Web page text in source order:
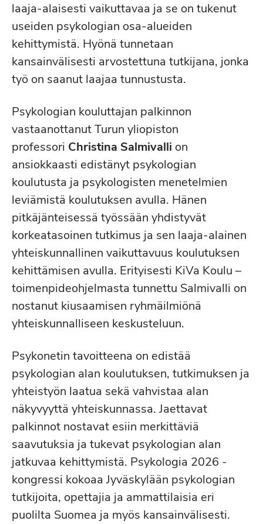
laaja-alaisesti vaikuttavaa ja se on tukenut
useiden psykologian osa-alueiden
kehittymistä. Hyönä tunnetaan
kansainvälisesti arvostettuna tutkijana, jonka
työ on saanut laajaa tunnustusta.
Psykologian kouluttajan palkinnon
vastaanottanut Turun yliopiston
professori Christina Salmivalli on
ansiokkaasti edistänyt psykologian
koulutusta ja psykologisten menetelmien
leviämistä koulutuksen avulla. Hänen
pitkäjänteisessä työssään yhdistyvät
korkeatasoinen tutkimus ja sen laaja-alainen
yhteiskunnallinen vaikuttavuus koulutuksen
kehittämisen avulla. Erityisesti KiVa Koulu –
toimenpideohjelmasta tunnettu Salmivalli on
nostanut kiusaamisen ryhmäilmiönä
yhteiskunnalliseen keskusteluun.
Psykonetin tavoitteena on edistää
psykologian alan koulutuksen, tutkimuksen ja
yhteistyön laatua sekä vahvistaa alan
näkyvyyttä yhteiskunnassa. Jaettavat
palkinnot nostavat esiin merkittäviä
saavutuksia ja tukevat psykologian alan
jatkuvaa kehittymistä. Psykologia 2026 -
kongressi kokoaa Jyväskylään psykologian
tutkijoita, opettajia ja ammattilaisia eri
puolilta Suomea ja myös kansainvälisesti.